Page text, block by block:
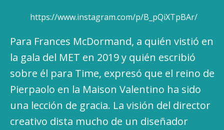
https://www.instagram.com/p/B_pQiXTpBAr/
Para Frances McDormand, a quién vistió en
la gala del MET en 2019 y quién escribió
sobre él para Time, expresó que el reino de
Pierpaolo en la Maison Valentino ha sido
una lección de gracia. La visión del director
creativo dista mucho de un diseñador